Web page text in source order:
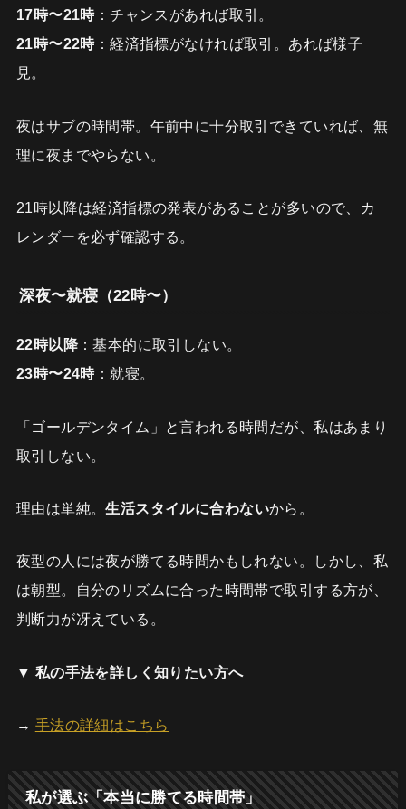
17時〜21時：チャンスがあれば取引。
21時〜22時：経済指標がなければ取引。あれば様子
見。
夜はサブの時間帯。午前中に十分取引できていれば、無
理に夜までやらない。
21時以降は経済指標の発表があることが多いので、カ
レンダーを必ず確認する。
深夜〜就寝（22時〜）
22時以降：基本的に取引しない。
23時〜24時：就寝。
「ゴールデンタイム」と言われる時間だが、私はあまり
取引しない。
理由は単純。生活スタイルに合わないから。
夜型の人には夜が勝てる時間かもしれない。しかし、私
は朝型。自分のリズムに合った時間帯で取引する方が、
判断力が冴えている。
▼ 私の手法を詳しく知りたい方へ
→ 手法の詳細はこちら
私が選ぶ「本当に勝てる時間帯」